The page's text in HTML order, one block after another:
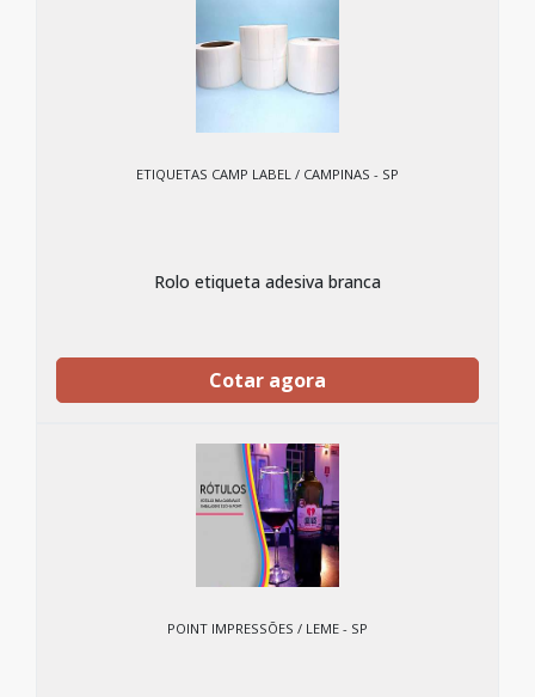
ETIQUETAS CAMP LABEL / CAMPINAS - SP
Rolo etiqueta adesiva branca
Cotar agora
POINT IMPRESSÕES / LEME - SP